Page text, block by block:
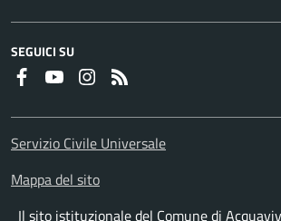
SEGUICI SU
FaceboookYoutubeInstagram
Servizio Civile Universale
Mappa del sito
Il sito istituzionale del Comune di